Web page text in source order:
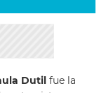
Dutil fue la